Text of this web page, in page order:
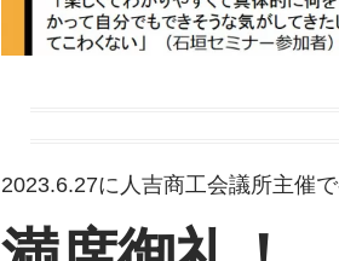
2023.6.27に人吉商工会議所主催